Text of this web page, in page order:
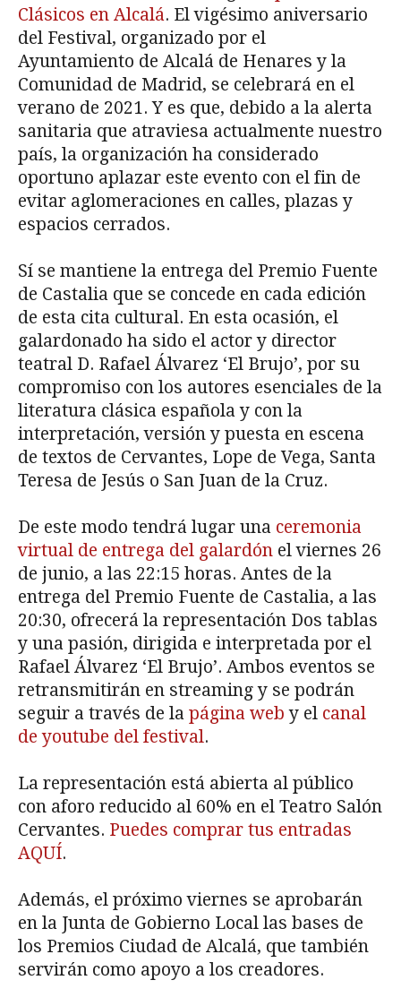
Clásicos en Alcalá. El vigésimo aniversario
del Festival, organizado por el
Ayuntamiento de Alcalá de Henares y la
Comunidad de Madrid, se celebrará en el
verano de 2021. Y es que, debido a la alerta
sanitaria que atraviesa actualmente nuestro
país, la organización ha considerado
oportuno aplazar este evento con el fin de
evitar aglomeraciones en calles, plazas y
espacios cerrados.
Sí se mantiene la entrega del Premio Fuente
de Castalia que se concede en cada edición
de esta cita cultural. En esta ocasión, el
galardonado ha sido el actor y director
teatral D. Rafael Álvarez ‘El Brujo’, por su
compromiso con los autores esenciales de la
literatura clásica española y con la
interpretación, versión y puesta en escena
de textos de Cervantes, Lope de Vega, Santa
Teresa de Jesús o San Juan de la Cruz.
De este modo tendrá lugar una ceremonia
virtual de entrega del galardón el viernes 26
de junio, a las 22:15 horas. Antes de la
entrega del Premio Fuente de Castalia, a las
20:30, ofrecerá la representación Dos tablas
y una pasión, dirigida e interpretada por el
Rafael Álvarez ‘El Brujo’. Ambos eventos se
retransmitirán en streaming y se podrán
seguir a través de la página web y el canal
de youtube del festival.
La representación está abierta al público
con aforo reducido al 60% en el Teatro Salón
Cervantes. Puedes comprar tus entradas
AQUÍ.
Además, el próximo viernes se aprobarán
en la Junta de Gobierno Local las bases de
los Premios Ciudad de Alcalá, que también
servirán como apoyo a los creadores.